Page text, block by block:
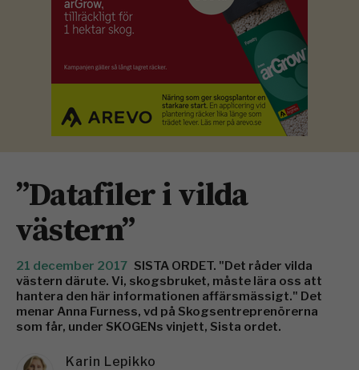
”Datafiler i vilda
västern”
21 december 2017 SISTA ORDET. "Det råder vilda
västern där­ute. Vi, skogsbruket, måste lära oss att
hantera den här informationen affärsmässigt." Det
menar Anna Furness, vd på Skogsentreprenörerna
som får, under SKOGENs vinjett, Sista ordet.
Karin Lepikko